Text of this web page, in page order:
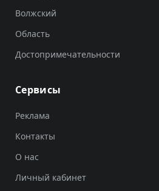
Волжский
Область
Достопримечательности
Сервисы
Реклама
Контакты
О нас
Личный кабинет